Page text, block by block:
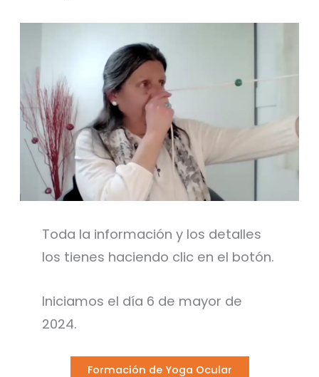
Toda la información y los detalles
los tienes haciendo clic en el botón.
Iniciamos el día 6 de mayor de
2024.
Formación de Yoga Ocular